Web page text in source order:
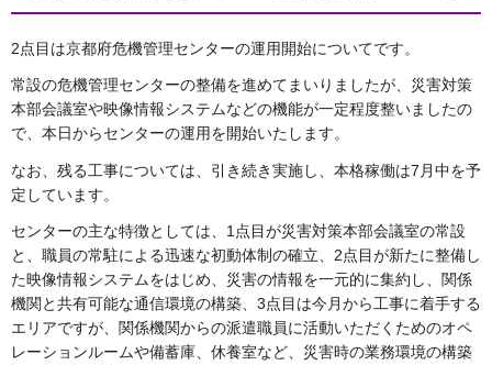
2点目は京都府危機管理センターの運用開始についてです。
常設の危機管理センターの整備を進めてまいりましたが、災害対策
本部会議室や映像情報システムなどの機能が一定程度整いましたの
で、本日からセンターの運用を開始いたします。
なお、残る工事については、引き続き実施し、本格稼働は7月中を予
定しています。
センターの主な特徴としては、1点目が災害対策本部会議室の常設
と、職員の常駐による迅速な初動体制の確立、2点目が新たに整備し
た映像情報システムをはじめ、災害の情報を一元的に集約し、関係
機関と共有可能な通信環境の構築、3点目は今月から工事に着手する
エリアですが、関係機関からの派遣職員に活動いただくためのオペ
レーションルームや備蓄庫、休養室など、災害時の業務環境の構築